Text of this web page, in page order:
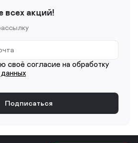
всех акций!
своё согласие на обработку